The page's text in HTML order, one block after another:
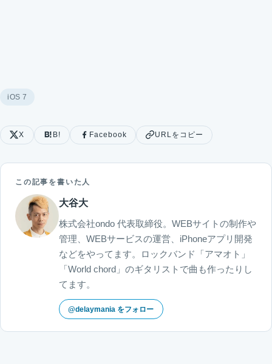
iOS 7
X B! Facebook URLをコピー
この記事を書いた人
大谷大
株式会社ondo 代表取締役。WEBサイトの制作や
管理、WEBサービスの運営、iPhoneアプリ開発
などをやってます。ロックバンド「アマオト」
「World chord」のギタリストで曲も作ったりし
てます。
@delaymania をフォロー